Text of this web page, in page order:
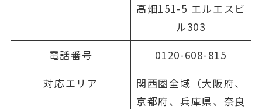
高畑151-5 エルエスビ
ル303
電話番号
0120-608-815
対応エリア
関西圏全域（大阪府、
京都府、兵庫県、奈良